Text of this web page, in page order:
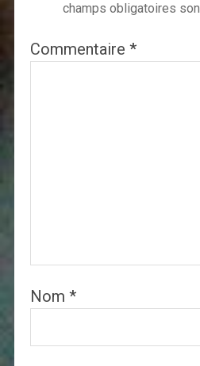
champs obligatoires
Commentaire *
Nom *